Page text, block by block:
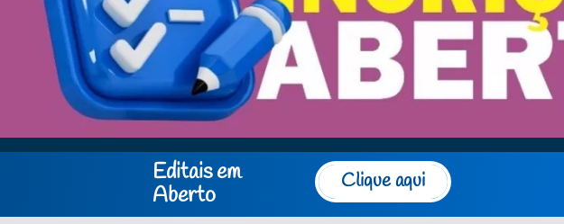
Editais em
Aberto
Clique aqui